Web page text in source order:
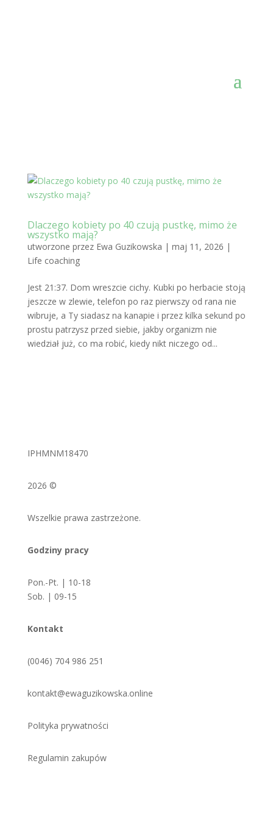
Dlaczego kobiety po 40 czują pustkę, mimo że
wszystko mają?
utworzone przez Ewa Guzikowska | maj 11, 2026 |
Life coaching
Jest 21:37. Dom wreszcie cichy. Kubki po herbacie stoją
jeszcze w zlewie, telefon po raz pierwszy od rana nie
wibruje, a Ty siadasz na kanapie i przez kilka sekund po
prostu patrzysz przed siebie, jakby organizm nie
wiedział już, co ma robić, kiedy nikt niczego od...
IPHMNM18470
2026 ©
Wszelkie prawa zastrzeżone.
Godziny pracy
Pon.-Pt. | 10-18
Sob. | 09-15
Kontakt
(0046) 704 986 251
kontakt@ewaguzikowska.online
Polityka prywatności
Regulamin zakupów